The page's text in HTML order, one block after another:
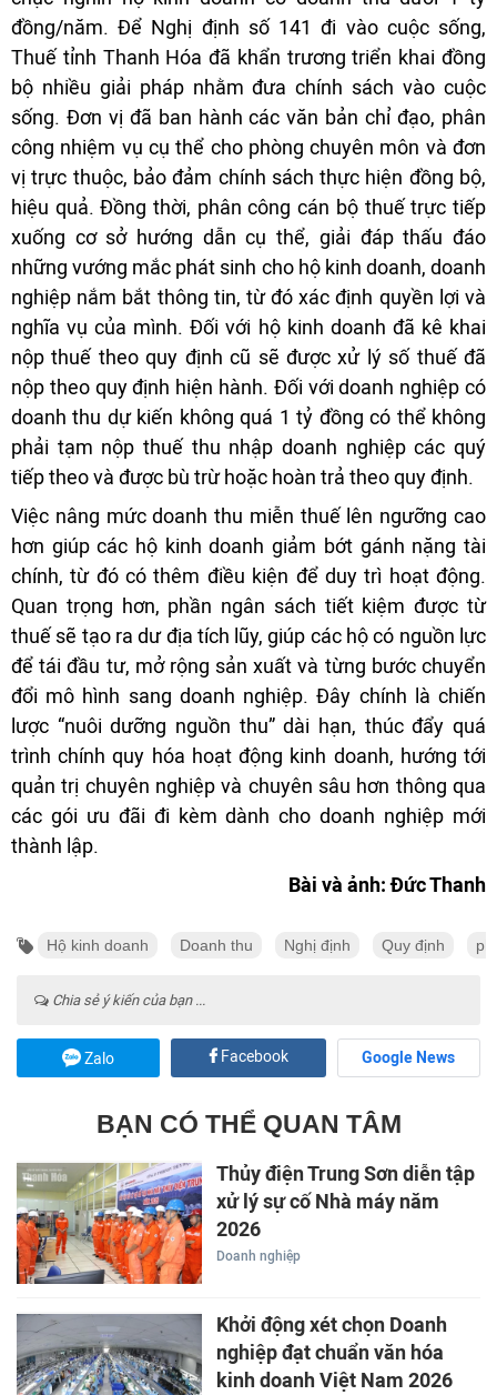
đồng/năm. Để Nghị định số 141 đi vào cuộc sống,
Thuế tỉnh Thanh Hóa đã khẩn trương triển khai đồng
bộ nhiều giải pháp nhằm đưa chính sách vào cuộc
sống. Đơn vị đã ban hành các văn bản chỉ đạo, phân
công nhiệm vụ cụ thể cho phòng chuyên môn và đơn
vị trực thuộc, bảo đảm chính sách thực hiện đồng bộ,
hiệu quả. Đồng thời, phân công cán bộ thuế trực tiếp
xuống cơ sở hướng dẫn cụ thể, giải đáp thấu đáo
những vướng mắc phát sinh cho hộ kinh doanh, doanh
nghiệp nắm bắt thông tin, từ đó xác định quyền lợi và
nghĩa vụ của mình. Đối với hộ kinh doanh đã kê khai
nộp thuế theo quy định cũ sẽ được xử lý số thuế đã
nộp theo quy định hiện hành. Đối với doanh nghiệp có
doanh thu dự kiến không quá 1 tỷ đồng có thể không
phải tạm nộp thuế thu nhập doanh nghiệp các quý
tiếp theo và được bù trừ hoặc hoàn trả theo quy định.
Việc nâng mức doanh thu miễn thuế lên ngưỡng cao
hơn giúp các hộ kinh doanh giảm bớt gánh nặng tài
chính, từ đó có thêm điều kiện để duy trì hoạt động.
Quan trọng hơn, phần ngân sách tiết kiệm được từ
thuế sẽ tạo ra dư địa tích lũy, giúp các hộ có nguồn lực
để tái đầu tư, mở rộng sản xuất và từng bước chuyển
đổi mô hình sang doanh nghiệp. Đây chính là chiến
lược “nuôi dưỡng nguồn thu” dài hạn, thúc đẩy quá
trình chính quy hóa hoạt động kinh doanh, hướng tới
quản trị chuyên nghiệp và chuyên sâu hơn thông qua
các gói ưu đãi đi kèm dành cho doanh nghiệp mới
thành lập.
Bài và ảnh: Đức Thanh
Hộ kinh doanh Doanh thu Nghị định Quy định
Chia sẻ ý kiến của bạn ...
Zalo Facebook Google News
BẠN CÓ THỂ QUAN TÂM
Thủy điện Trung Sơn diễn tập
xử lý sự cố Nhà máy năm
2026
Doanh nghiệp
Khởi động xét chọn Doanh
nghiệp đạt chuẩn văn hóa
kinh doanh Việt Nam 2026